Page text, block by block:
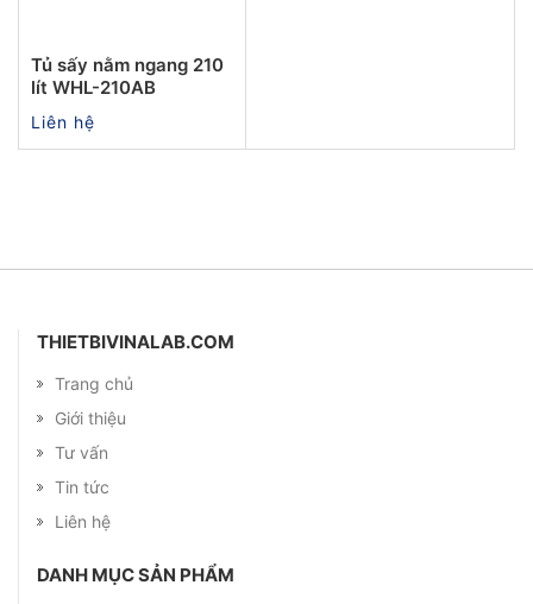
Tủ sấy nằm ngang 210
lít WHL-210AB
Liên hệ
THIETBIVINALAB.COM
Trang chủ
Giới thiệu
Tư vấn
Tin tức
Liên hệ
DANH MỤC SẢN PHẨM